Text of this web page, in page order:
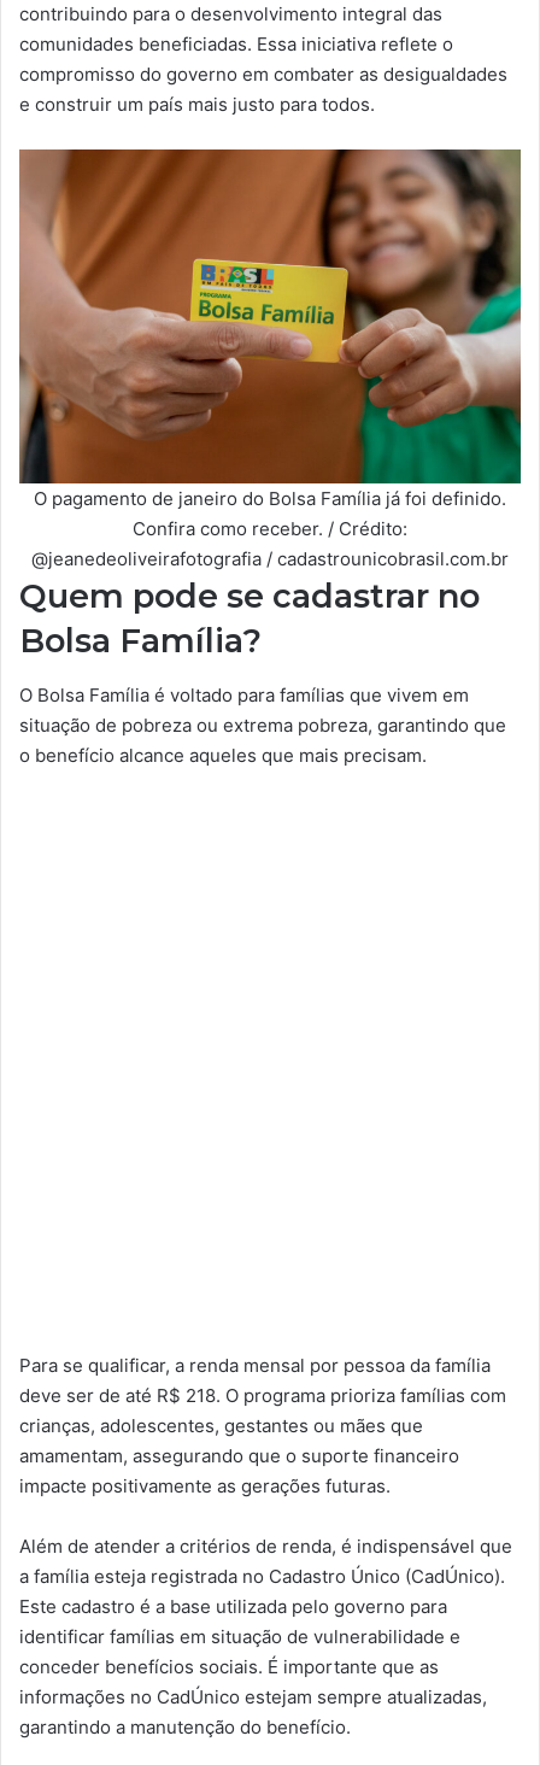
contribuindo para o desenvolvimento integral das
comunidades beneficiadas. Essa iniciativa reflete o
compromisso do governo em combater as desigualdades
e construir um país mais justo para todos.
O pagamento de janeiro do Bolsa Família já foi definido.
Confira como receber. / Crédito:
@jeanedeoliveirafotografia / cadastrounicobrasil.com.br
Quem pode se cadastrar no
Bolsa Família?
O Bolsa Família é voltado para famílias que vivem em
situação de pobreza ou extrema pobreza, garantindo que
o benefício alcance aqueles que mais precisam.
Para se qualificar, a renda mensal por pessoa da família
deve ser de até R$ 218. O programa prioriza famílias com
crianças, adolescentes, gestantes ou mães que
amamentam, assegurando que o suporte financeiro
impacte positivamente as gerações futuras.
Além de atender a critérios de renda, é indispensável que
a família esteja registrada no Cadastro Único (CadÚnico).
Este cadastro é a base utilizada pelo governo para
identificar famílias em situação de vulnerabilidade e
conceder benefícios sociais. É importante que as
informações no CadÚnico estejam sempre atualizadas,
garantindo a manutenção do benefício.